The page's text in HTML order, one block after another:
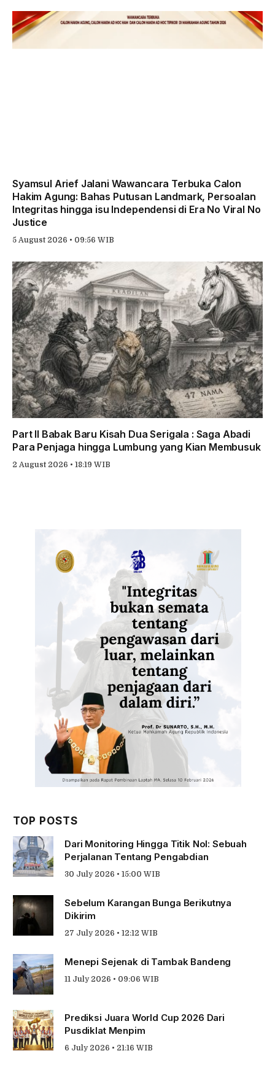
Syamsul Arief Jalani Wawancara Terbuka Calon
Hakim Agung: Bahas Putusan Landmark, Persoalan
Integritas hingga isu Independensi di Era No Viral No
Justice
5 August 2026 • 09:56 WIB
Part II Babak Baru Kisah Dua Serigala : Saga Abadi
Para Penjaga hingga Lumbung yang Kian Membusuk
2 August 2026 • 18:19 WIB
TOP POSTS
Dari Monitoring Hingga Titik Nol: Sebuah
Perjalanan Tentang Pengabdian
30 July 2026 • 15:00 WIB
Sebelum Karangan Bunga Berikutnya
Dikirim
27 July 2026 • 12:12 WIB
Menepi Sejenak di Tambak Bandeng
11 July 2026 • 09:06 WIB
Prediksi Juara World Cup 2026 Dari
Pusdiklat Menpim
6 July 2026 • 21:16 WIB